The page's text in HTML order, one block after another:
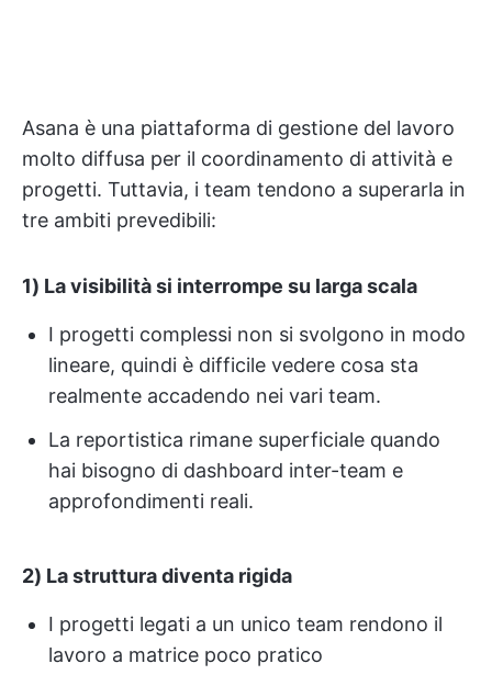
Asana è una piattaforma di gestione del lavoro
molto diffusa per il coordinamento di attività e
progetti. Tuttavia, i team tendono a superarla in
tre ambiti prevedibili:
1) La visibilità si interrompe su larga scala
I progetti complessi non si svolgono in modo
lineare, quindi è difficile vedere cosa sta
realmente accadendo nei vari team.
La reportistica rimane superficiale quando
hai bisogno di dashboard inter-team e
approfondimenti reali.
2) La struttura diventa rigida
I progetti legati a un unico team rendono il
lavoro a matrice poco pratico